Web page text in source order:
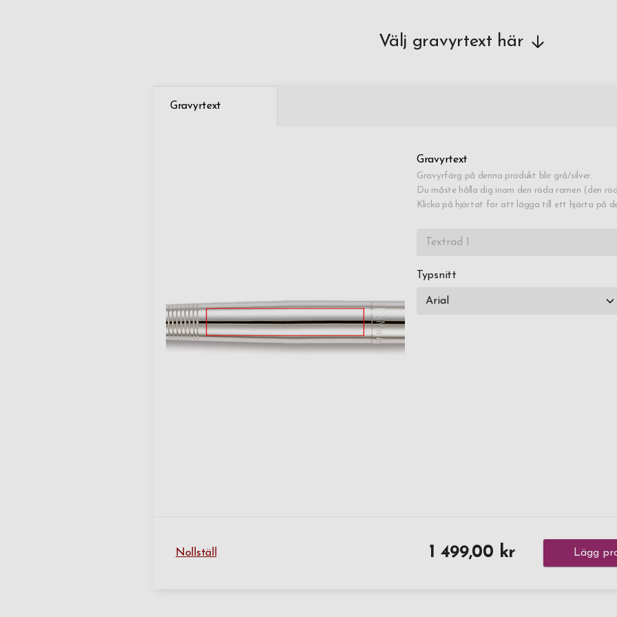
Välj gravyrtext här
Gravyrtext
Gravyrtext
Gravyrfärg på denna produkt blir grå/silver.
Du måste hålla dig inom den röda ramen (den
Klicka på hjärtat för att lägga till ett hjärta på
Typsnitt
Nollställ 1 499,00 kr Lägg